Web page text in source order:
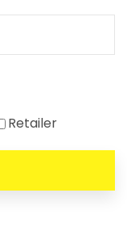
Retailer